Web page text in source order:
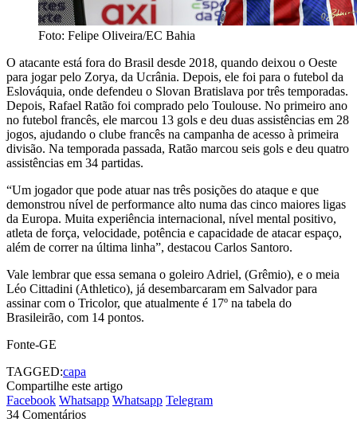
Foto: Felipe Oliveira/EC Bahia
O atacante está fora do Brasil desde 2018, quando deixou o Oeste
para jogar pelo Zorya, da Ucrânia. Depois, ele foi para o futebol da
Eslováquia, onde defendeu o Slovan Bratislava por três temporadas.
Depois, Rafael Ratão foi comprado pelo Toulouse. No primeiro ano
no futebol francês, ele marcou 13 gols e deu duas assistências em 28
jogos, ajudando o clube francês na campanha de acesso à primeira
divisão. Na temporada passada, Ratão marcou seis gols e deu quatro
assistências em 34 partidas.
“Um jogador que pode atuar nas três posições do ataque e que
demonstrou nível de performance alto numa das cinco maiores ligas
da Europa. Muita experiência internacional, nível mental positivo,
atleta de força, velocidade, potência e capacidade de atacar espaço,
além de correr na última linha”, destacou Carlos Santoro.
Vale lembrar que essa semana o goleiro Adriel, (Grêmio), e o meia
Léo Cittadini (Athletico), já desembarcaram em Salvador para
assinar com o Tricolor, que atualmente é 17º na tabela do
Brasileirão, com 14 pontos.
Fonte-GE
TAGGED:capa
Compartilhe este artigo
Facebook Whatsapp Whatsapp Telegram
34 Comentários